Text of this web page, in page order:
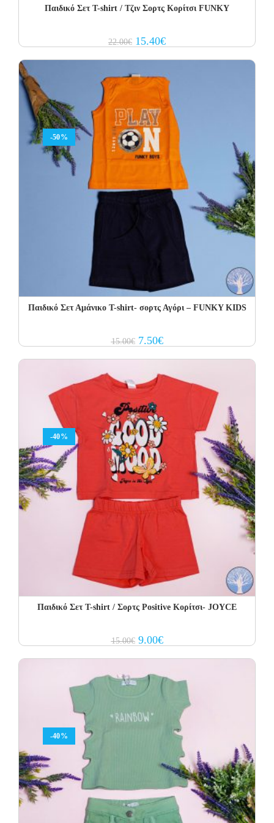
Παιδικό Σετ T-shirt / Τζιν Σορτς Κορίτσι FUNKY
22.00€ Original
price
15.40€Current
price
-50%
Παιδικό Σετ Αμάνικο T-shirt- σορτς Αγόρι – FUNKY KIDS
15.00€ Original
price
7.50€Current
price
-40%
Παιδικό Σετ Τ-shirt / Σορτς Positive Κορίτσι- JOYCE
15.00€ Original
price
9.00€Current
price
-40%